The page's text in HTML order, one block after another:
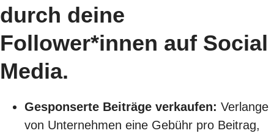
durch deine
Follower*innen auf Social
Media.
Gesponserte Beiträge verkaufen: Verlange
von Unternehmen eine Gebühr pro Beitrag,